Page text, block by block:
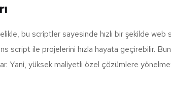
bu scriptler sayesinde hızlı bir şekilde
script ile projelerini hızla hayata geçirebilir.
Yani, yüksek maliyetli özel çözümlere